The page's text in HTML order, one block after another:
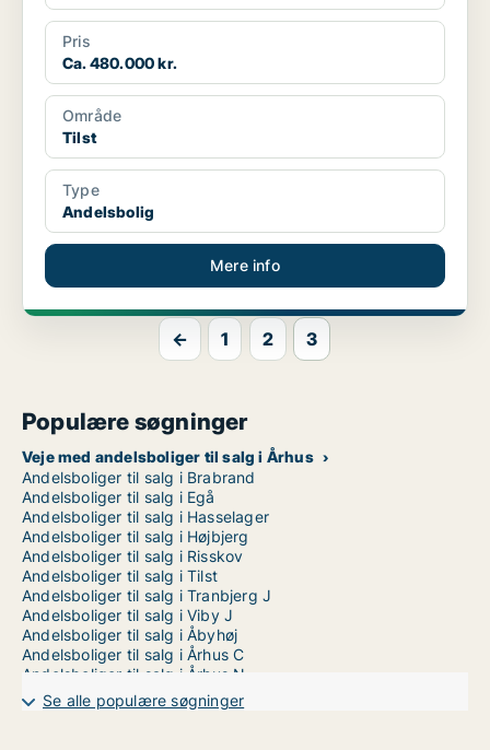
Pris
Ca. 480.000 kr.
Område
Tilst
Type
Andelsbolig
Mere info
← 1 2 3
Populære søgninger
Veje med andelsboliger til salg i Århus
Andelsboliger til salg i Brabrand
Andelsboliger til salg i Egå
Andelsboliger til salg i Hasselager
Andelsboliger til salg i Højbjerg
Andelsboliger til salg i Risskov
Andelsboliger til salg i Tilst
Andelsboliger til salg i Tranbjerg J
Andelsboliger til salg i Viby J
Andelsboliger til salg i Åbyhøj
Andelsboliger til salg i Århus C
Andelsboliger til salg i Århus N
Andelsboliger til salg i Århus V
Se alle populære søgninger